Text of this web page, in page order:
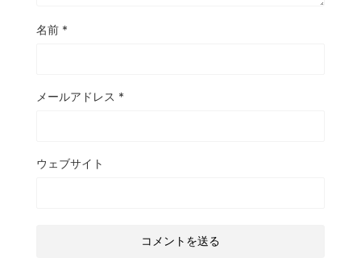
名前 *
メールアドレス *
ウェブサイト